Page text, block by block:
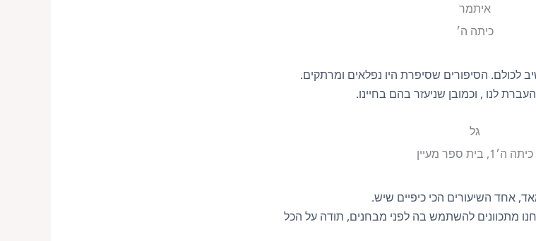
איתמר
כיתה ה׳
גל
כיתה ה׳1, בית ספר מעיין
לכולם. הסיפורים שסיפרת היו נפלאים ומרתקים.
לנו , וכמובן שניעזר בהם בחיינו.
אחד השיעורים הכי כיפיים שיש.
מתכוונים להשתמש בה לפני מבחנים, תודה על הכל